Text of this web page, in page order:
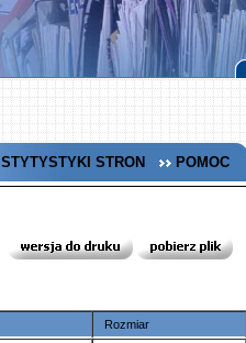
STYTYSTYKI STRON POMOC
Rozmiar